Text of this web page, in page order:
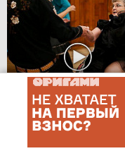
Ролик длится
несколько секунд,
а смеяться вы
будете долго